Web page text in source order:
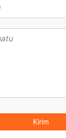
Kirim